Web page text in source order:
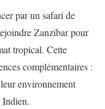
par un safari de
Zanzibar pour
tropical. Cette
complémentaires :
environnement
Indien.